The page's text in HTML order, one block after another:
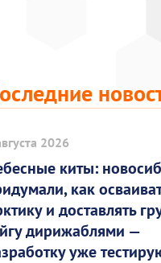
2026
киты:
как
и доставлять
дирижаблями —
уже